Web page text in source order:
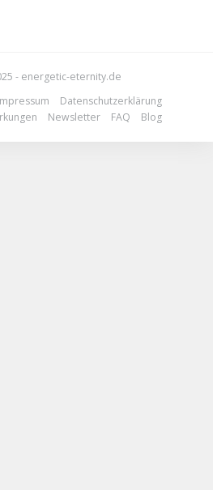
- energetic-eternity.de
Datenschutzerklärung
Newsletter FAQ Blog